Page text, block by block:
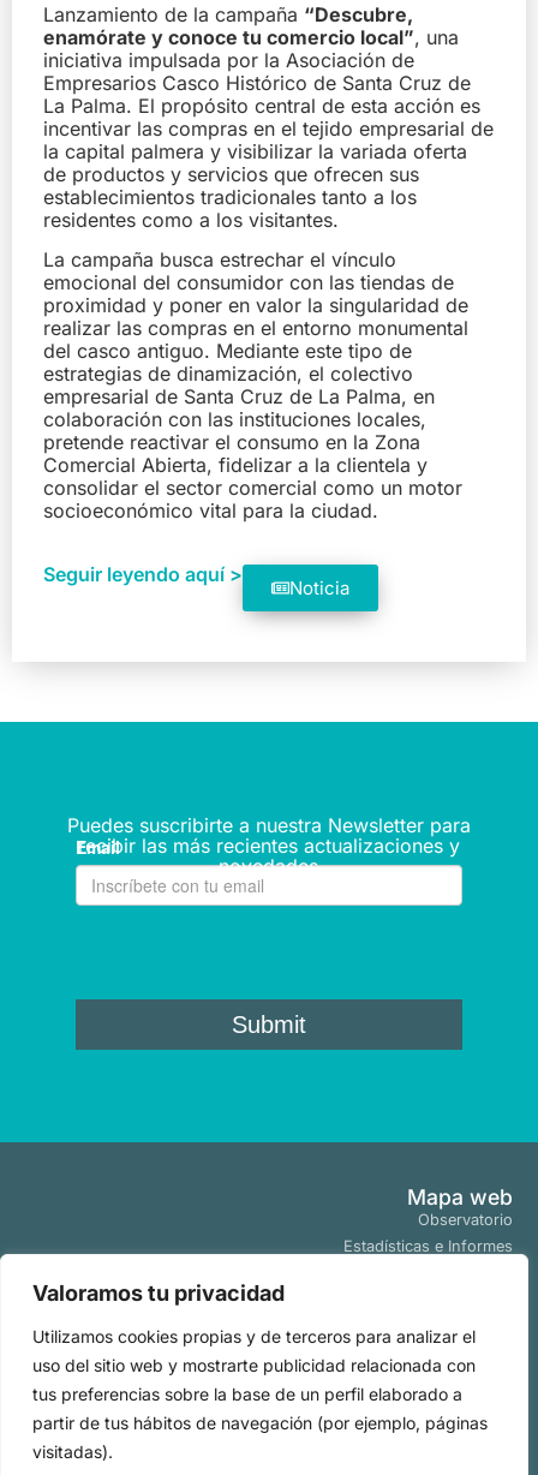
Valoramos tu privacidad
Utilizamos cookies propias y de terceros para analizar el
uso del sitio web y mostrarte publicidad relacionada con
tus preferencias sobre la base de un perfil elaborado a
partir de tus hábitos de navegación (por ejemplo, páginas
visitadas).
Lanzamiento de la campaña “Descubre,
enamórate y conoce tu comercio local”, una
iniciativa impulsada por la Asociación de
Empresarios Casco Histórico de Santa Cruz de
La Palma. El propósito central de esta acción es
incentivar las compras en el tejido empresarial de
la capital palmera y visibilizar la variada oferta
de productos y servicios que ofrecen sus
establecimientos tradicionales tanto a los
residentes como a los visitantes.
La campaña busca estrechar el vínculo
emocional del consumidor con las tiendas de
proximidad y poner en valor la singularidad de
realizar las compras en el entorno monumental
del casco antiguo. Mediante este tipo de
estrategias de dinamización, el colectivo
empresarial de Santa Cruz de La Palma, en
colaboración con las instituciones locales,
pretende reactivar el consumo en la Zona
Comercial Abierta, fidelizar a la clientela y
consolidar el sector comercial como un motor
socioeconómico vital para la ciudad.
Seguir leyendo aquí >
Noticia
Puedes suscribirte a nuestra Newsletter para
recibir las más recientes actualizaciones y
novedades
Mapa web
Observatorio
Estadísticas e Informes
Tendencias
Políticas
Aviso Legal